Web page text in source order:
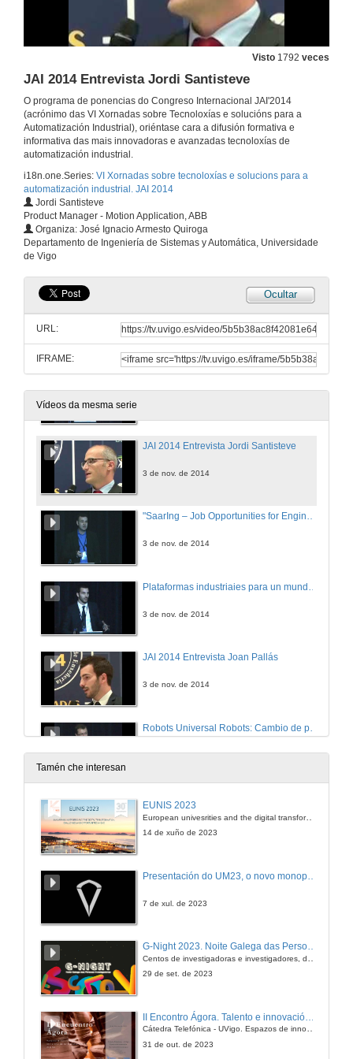
Visto 1792 veces
JAI 2014 Entrevista Jordi Santisteve
O programa de ponencias do Congreso Internacional JAI'2014
(acrónimo das VI Xornadas sobre Tecnoloxías e solucións para a
Automatización Industrial), oriéntase cara a difusión formativa e
informativa das mais innovadoras e avanzadas tecnoloxías de
automatización industrial.
i18n.one.Series: VI Xornadas sobre tecnoloxías e solucions para a
automatización industrial. JAI 2014
Jordi Santisteve
Product Manager - Motion Application, ABB
Organiza: José Ignacio Armesto Quiroga
Departamento de Ingeniería de Sistemas y Automática, Universidade
de Vigo
Ocultar
URL:
IFRAME:
Vídeos da mesma serie
3 de nov. de 2014
3 de nov. de 2014
JAI 2014 Entrevista Óscar Fernández
3 de nov. de 2014
Tecnoloxía industrial para aplicacións Motion
JAI 2014 Entrevista Jordi Santisteve
3 de nov. de 2014
"SaarIng – Job Opportunities for Engineers in the Heart of Europe"
3 de nov. de 2014
3 de nov. de 2014
JAI 2014 Entrevista Joan Pallás
3 de nov. de 2014
4 de nov. de 2014
Tamén che interesan
EUNIS 2023
European univesrities and the digital transformation: challenges and opportunities ahead
14 de xuño de 2023
7 de xul. de 2023
G-Night 2023. Noite Galega das Persoas Investigadoras. Conciencias creativas
29 de set. de 2023
Cátedra Telefónica - UVigo. Espazos de innovación
31 de out. de 2023